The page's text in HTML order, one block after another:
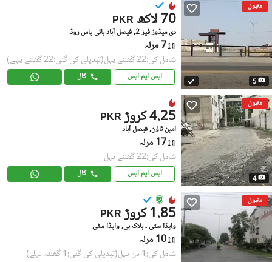
مقبول
5
PKR 70 لاکھ
دی میڈوز فیز 2, فیصل آباد بائی پاس روڈ
7 مرلہ
شامل کی:22 گھنٹے پہل (تبدیلی کی گئی:22 گھنٹے پہلے)
ایس ایم ایس کال
مقبول
4
PKR 4.25 کروڑ
امین ٹاؤن, فیصل آباد
17 مرلہ
شامل کی:22 گھنٹے پہل
ایس ایم ایس کال
مقبول
PKR 1.85 کروڑ
واپڈا سٹی ۔ بلاک بی, واپڈا سٹی
10 مرلہ
شامل کی:1 دن پہل (تبدیلی کی گئی:1 گھنٹہ پہلے)